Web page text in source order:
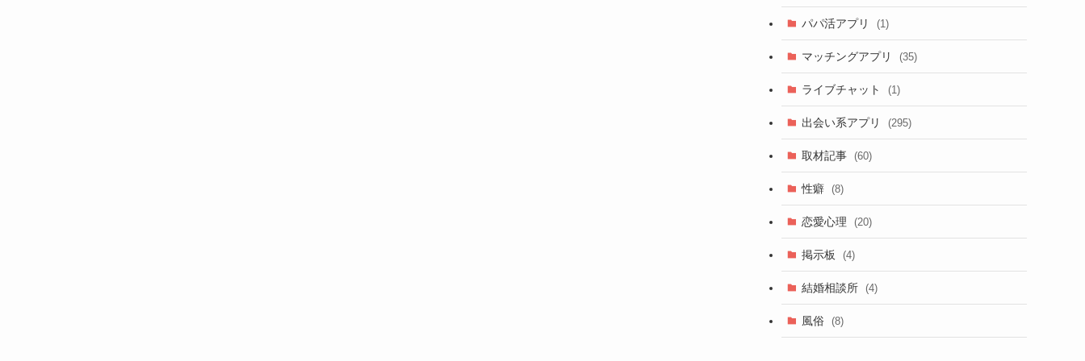
パパ活アプリ (1)
マッチングアプリ (35)
ライブチャット (1)
出会い系アプリ (295)
取材記事 (60)
性癖 (8)
恋愛心理 (20)
掲示板 (4)
結婚相談所 (4)
風俗 (8)